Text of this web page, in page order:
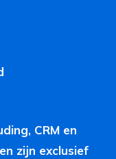
CRM en
zijn exclusief